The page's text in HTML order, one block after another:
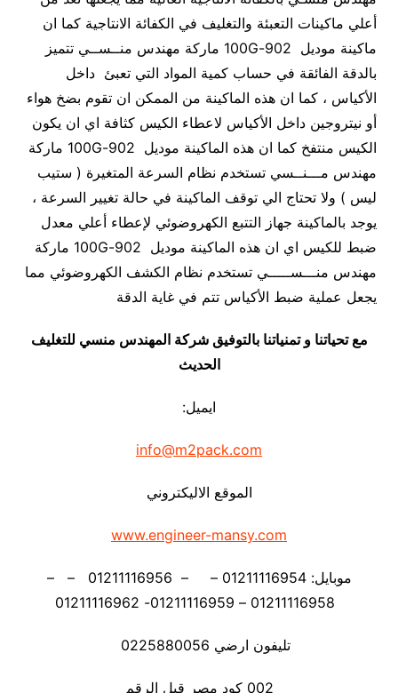
أعلي ماكينات التعبئة والتغليف في الكفائة الانتاجية كما ان
ماكينة موديل 902-100G ماركة مهندس منــســي تتميز
بالدقة الفائقة في حساب كمية المواد التي تعبئ داخل
الأكياس ، كما ان هذه الماكينة من الممكن ان تقوم بضخ هواء
أو نيتروجين داخل الأكياس لاعطاء الكيس كثافة اي ان يكون
الكيس منتفخ كما ان هذه الماكينة موديل 902-100G ماركة
مهندس مـــنــسي تستخدم نظام السرعة المتغيرة ( ستيب
ليس ) ولا تحتاج الي توقف الماكينة في حالة تغيير السرعة ،
يوجد بالماكينة جهاز التتبع الكهروضوئي لإعطاء أعلي معدل
ضبط للكيس اي ان هذه الماكينة موديل 902-100G ماركة
مهندس منـــســـــي تستخدم نظام الكشف الكهروضوئي مما
يجعل عملية ضبط الأكياس تتم في غاية الدقة
مع تحياتنا و تمنياتنا بالتوفيق شركة المهندس منسي للتغليف
الحديث
ايميل:
info@m2pack.com
الموقع الاليكتروني
www.engineer-mansy.com
موبايل: 01211116954 – – 01211116956 – –
تليفون ارضي 0225880056
002 كود مصر قبل الرقم